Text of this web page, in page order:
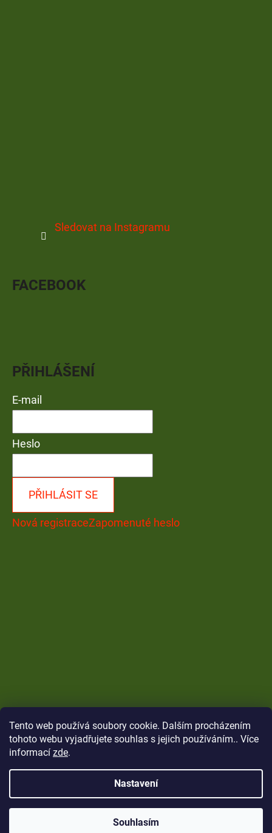
Tento web používá soubory cookie. Dalším procházením
tohoto webu vyjadřujete souhlas s jejich používáním.. Více
informací zde.
Nastavení
Souhlasím
Sledovat na Instagramu
FACEBOOK
PŘIHLÁŠENÍ
E-mail
Heslo
PŘIHLÁSIT SE
Nová registraceZapomenuté heslo
Copyright 2026CARP Brothers. Všechna práva